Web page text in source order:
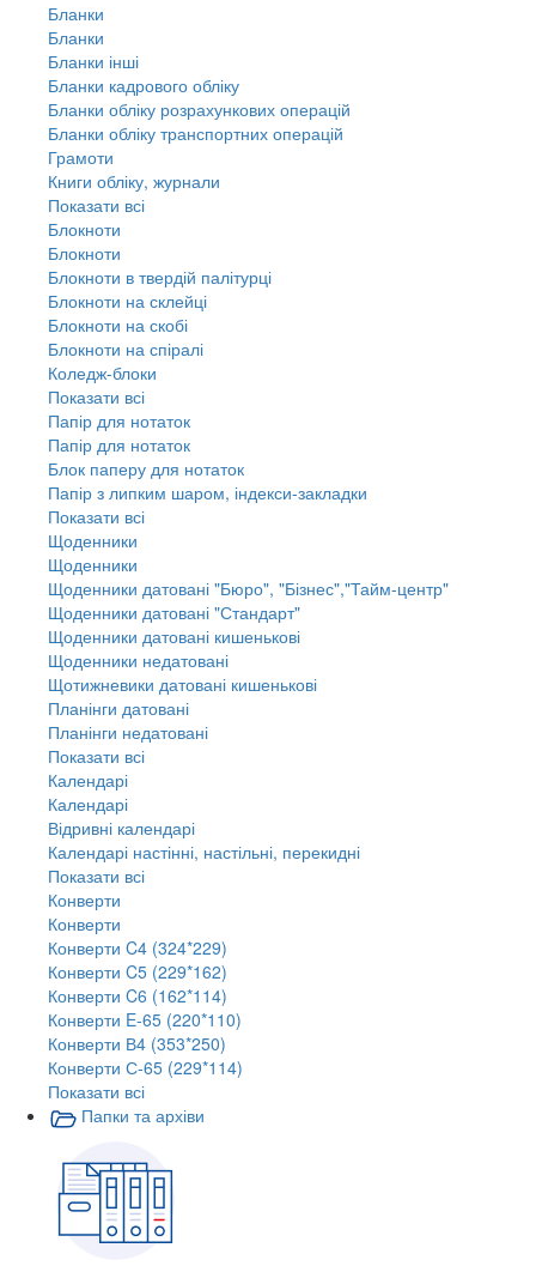
Бланки
Бланки
Бланки інші
Бланки кадрового обліку
Бланки обліку розрахункових операцій
Бланки обліку транспортних операцій
Грамоти
Книги обліку, журнали
Показати всі
Блокноти
Блокноти
Блокноти в твердій палітурці
Блокноти на склейці
Блокноти на скобі
Блокноти на спіралі
Коледж-блоки
Показати всі
Папір для нотаток
Папір для нотаток
Блок паперу для нотаток
Папір з липким шаром, індекси-закладки
Показати всі
Щоденники
Щоденники
Щоденники датовані "Бюро", "Бізнес","Тайм-центр"
Щоденники датовані "Стандарт"
Щоденники датовані кишенькові
Щоденники недатовані
Щотижневики датовані кишенькові
Планінги датовані
Планінги недатовані
Показати всі
Календарі
Календарі
Відривні календарі
Календарі настінні, настільні, перекидні
Показати всі
Конверти
Конверти
Конверти C4 (324*229)
Конверти C5 (229*162)
Конверти C6 (162*114)
Конверти E-65 (220*110)
Конверти В4 (353*250)
Конверти С-65 (229*114)
Показати всі
Папки та архіви